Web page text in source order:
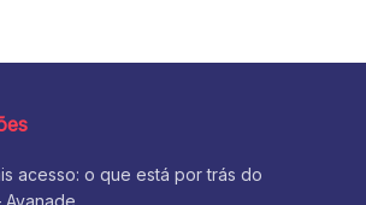
acesso: o que está por trás do